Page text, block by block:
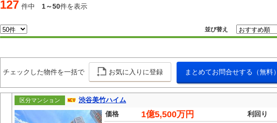
127 件中 1～50件を表示
並び替え
チェックした物件を一括で お気に入りに登録 まとめてお問合せする（無料）
区分マンション
渋谷美竹ハイム
価格
1億5,500万円 利回り